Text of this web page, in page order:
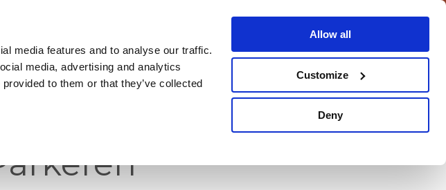
media features and to analyse our traffic.
media, advertising and analytics
to them or that they’ve collected
Allow all
Customize
Deny
NL BOEK NU
BOEK NU